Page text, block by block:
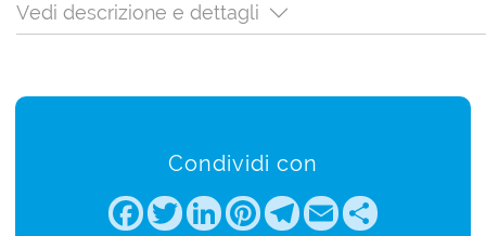
Vedi descrizione e dettagli
Condividi con
Facebook
TwitterLinkedIn
Pinterest
Telegram
EmailShare